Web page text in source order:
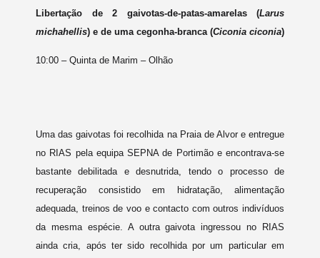
Libertação de 2 gaivotas-de-patas-amarelas (Larus
michahellis) e de uma cegonha-branca (Ciconia ciconia)
10:00 – Quinta de Marim – Olhão
Uma das gaivotas foi recolhida na Praia de Alvor e entregue
no RIAS pela equipa SEPNA de Portimão e encontrava-se
bastante debilitada e desnutrida, tendo o processo de
recuperação consistido em hidratação, alimentação
adequada, treinos de voo e contacto com outros indivíduos
da mesma espécie. A outra gaivota ingressou no RIAS
ainda cria, após ter sido recolhida por um particular em